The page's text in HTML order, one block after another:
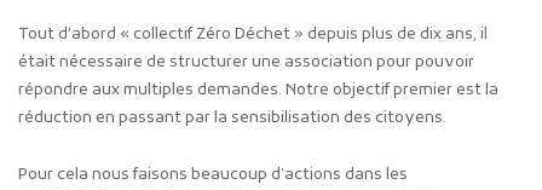
Tout d’abord « collectif Zéro Déchet » depuis plus de dix ans, il
était nécessaire de structurer une association pour pouvoir
répondre aux multiples demandes. Notre objectif premier est la
réduction en passant par la sensibilisation des citoyens.
Pour cela nous faisons beaucoup d’actions dans les